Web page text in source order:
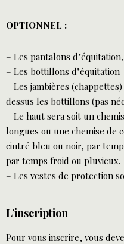
OPTIONNEL :
– Les pantalons
– Les bottillons d’équitation
– Les jambières
dessus les bottillons (pas
– Le haut sera soit un
longues ou une chemise de
cintré bleu ou noir, par
par temps froid ou pluvieux.
– Les vestes de protection
L’inscription
Pour vous inscrire, vous